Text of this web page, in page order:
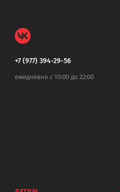
+7 (977) 394-29-56
ежедневно с 10:00 до 22:00